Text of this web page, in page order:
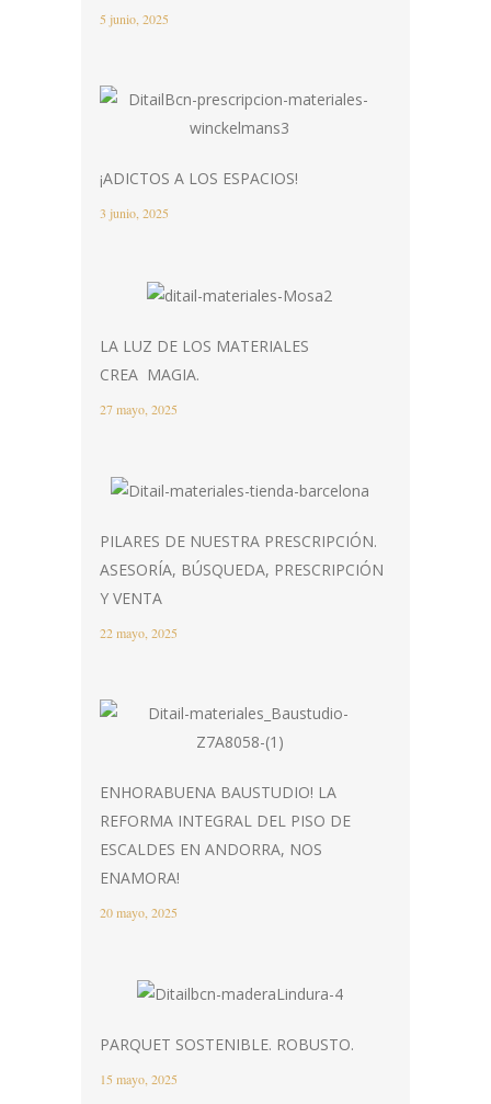
5 junio, 2025
¡ADICTOS A LOS ESPACIOS!
3 junio, 2025
LA LUZ DE LOS MATERIALES
CREA MAGIA.
27 mayo, 2025
PILARES DE NUESTRA PRESCRIPCIÓN.
ASESORÍA, BÚSQUEDA, PRESCRIPCIÓN
Y VENTA
22 mayo, 2025
ENHORABUENA BAUSTUDIO! LA
REFORMA INTEGRAL DEL PISO DE
ESCALDES EN ANDORRA, NOS
ENAMORA!
20 mayo, 2025
PARQUET SOSTENIBLE. ROBUSTO.
15 mayo, 2025